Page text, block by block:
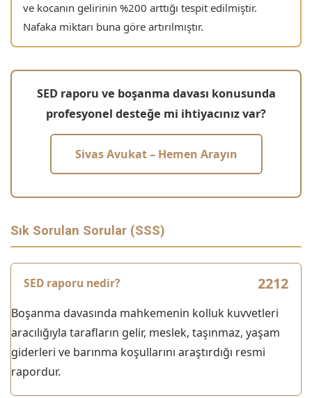
ve kocanın gelirinin %200 arttığı tespit edilmiştir.
Nafaka miktarı buna göre artırılmıştır.
SED raporu ve boşanma davası konusunda
profesyonel desteğe mi ihtiyacınız var?
Sivas Avukat – Hemen Arayın
Sık Sorulan Sorular (SSS)
SED raporu nedir?
Boşanma davasında mahkemenin kolluk kuvvetleri
aracılığıyla tarafların gelir, meslek, taşınmaz, yaşam
giderleri ve barınma koşullarını araştırdığı resmi
rapordur.